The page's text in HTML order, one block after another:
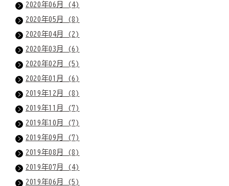
2020年06月 (4)
2020年05月 (8)
2020年04月 (2)
2020年03月 (6)
2020年02月 (5)
2020年01月 (6)
2019年12月 (8)
2019年11月 (7)
2019年10月 (7)
2019年09月 (7)
2019年08月 (8)
2019年07月 (4)
2019年06月 (5)